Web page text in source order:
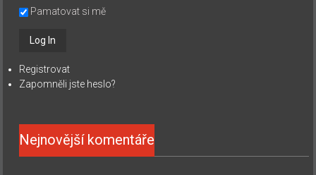
Pamatovat si mě
Registrovat
Zapomněli jste heslo?
Nejnovější komentáře